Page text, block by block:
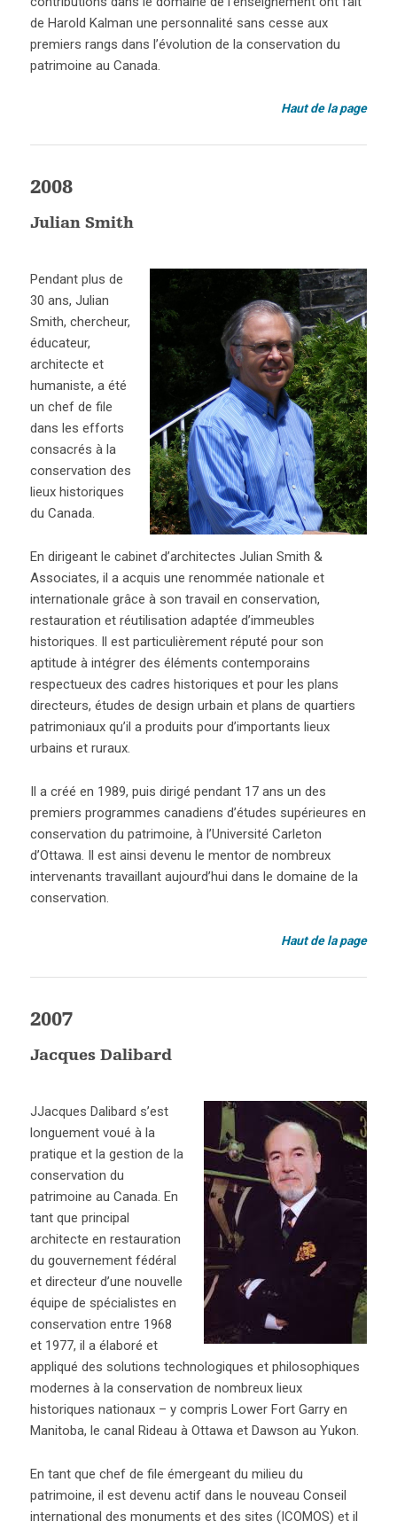
de Harold Kalman une personnalité sans cesse aux
premiers rangs dans l’évolution de la conservation du
patrimoine au Canada.
Haut de la page
2008
Julian Smith
Pendant plus de
30 ans, Julian
Smith, chercheur,
éducateur,
architecte et
humaniste, a été
un chef de file
dans les efforts
consacrés à la
conservation des
lieux historiques
du Canada.
En dirigeant le cabinet d’architectes Julian Smith &
Associates, il a acquis une renommée nationale et
internationale grâce à son travail en conservation,
restauration et réutilisation adaptée d’immeubles
historiques. Il est particulièrement réputé pour son
aptitude à intégrer des éléments contemporains
respectueux des cadres historiques et pour les plans
directeurs, études de design urbain et plans de quartiers
patrimoniaux qu’il a produits pour d’importants lieux
urbains et ruraux.
Il a créé en 1989, puis dirigé pendant 17 ans un des
premiers programmes canadiens d’études supérieures en
conservation du patrimoine, à l’Université Carleton
d’Ottawa. Il est ainsi devenu le mentor de nombreux
intervenants travaillant aujourd’hui dans le domaine de la
conservation.
Haut de la page
2007
Jacques Dalibard
JJacques Dalibard s’est
longuement voué à la
pratique et la gestion de la
conservation du
patrimoine au Canada. En
tant que principal
architecte en restauration
du gouvernement fédéral
et directeur d’une nouvelle
équipe de spécialistes en
conservation entre 1968
et 1977, il a élaboré et
appliqué des solutions technologiques et philosophiques
modernes à la conservation de nombreux lieux
historiques nationaux – y compris Lower Fort Garry en
Manitoba, le canal Rideau à Ottawa et Dawson au Yukon.
En tant que chef de file émergeant du milieu du
patrimoine, il est devenu actif dans le nouveau Conseil
international des monuments et des sites (ICOMOS) et il